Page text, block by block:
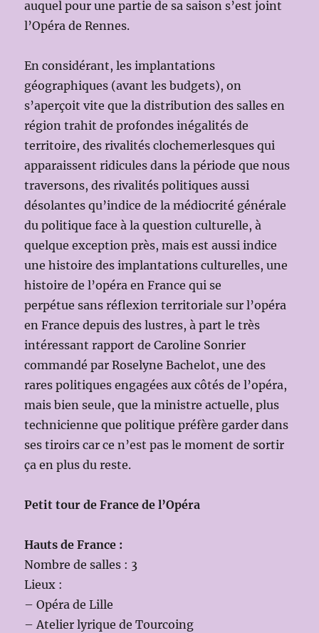
auquel pour une partie de sa saison s’est joint
l’Opéra de Rennes.
En considérant, les implantations
géographiques (avant les budgets), on
s’aperçoit vite que la distribution des salles en
région trahit de profondes inégalités de
territoire, des rivalités clochemerlesques qui
apparaissent ridicules dans la période que nous
traversons, des rivalités politiques aussi
désolantes qu’indice de la médiocrité générale
du politique face à la question culturelle, à
quelque exception près, mais est aussi indice
une histoire des implantations culturelles, une
histoire de l’opéra en France qui se
perpétue sans réflexion territoriale sur l’opéra
en France depuis des lustres, à part le très
intéressant rapport de Caroline Sonrier
commandé par Roselyne Bachelot, une des
rares politiques engagées aux côtés de l’opéra,
mais bien seule, que la ministre actuelle, plus
technicienne que politique préfère garder dans
ses tiroirs car ce n’est pas le moment de sortir
ça en plus du reste.
Petit tour de France de l’Opéra
Hauts de France :
Nombre de salles : 3
Lieux :
– Opéra de Lille
– Atelier lyrique de Tourcoing